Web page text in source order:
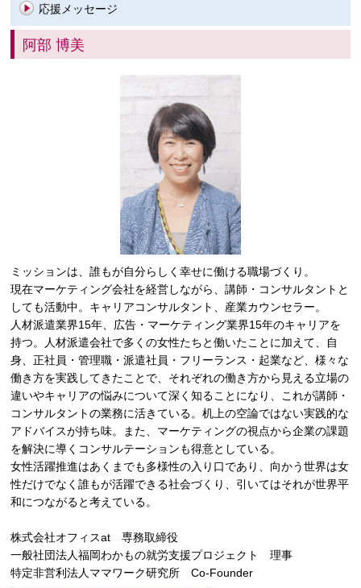
応援メッセージ
阿部 博美
ミッションは、誰もが自分らしく幸せに働ける職場づくり。
現在マーケティング会社を経営しながら、講師・コンサルタントと
しても活動中。キャリアコンサルタント、産業カウンセラー。
人材派遣業界15年、広告・マーケティング業界15年のキャリアを
持つ。人材派遣会社で多くの女性たちと働いたことに加えて、自
身、正社員・管理職・派遣社員・フリーランス・起業など、様々な
働き方を実践してきたことで、それぞれの働き方から見える立場の
違いやキャリアの悩みについて深く知ることになり、これが講師・
コンサルタントの業務に活きている。机上の空論ではない実践的な
アドバイスが持ち味。また、マーケティングの視点から企業の課題
を解決に導くコンサルテーションも得意としている。
女性活躍推進はあくまでも多様性の入り口であり、向かう世界は女
性だけでなく誰もが活躍できる社会づくり、引いてはそれが世界平
和につながると考えている。
株式会社オフィスat 専務取締役
一般社団法人福岡わかもの就労支援プロジェクト 理事
特定非営利法人ママワーク研究所 Co-Founder